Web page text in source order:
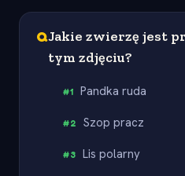
QJakie zwierzę jest
tym zdjęciu?
#1 Pandka ruda
#2 Szop pracz
#3 Lis polarny